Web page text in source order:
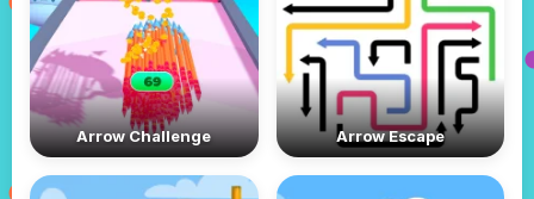
Arrow Escape
Arrow Challenge